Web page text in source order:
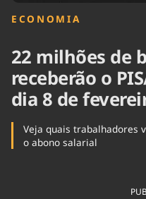
ECONOMIA
22 milhões de
receberão o
dia 8 de
Veja quais trabalhadores
o abono salarial